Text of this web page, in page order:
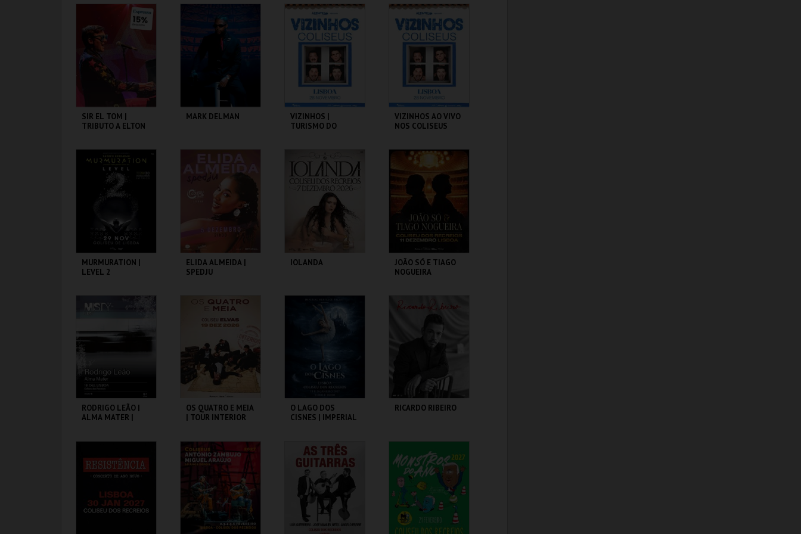
COLISEU DE LISBOA
MAIS INFO
COMPRAR
MAIS INFO
COLISEU DE LISBOA
MAIS INFO
COMPRAR
COLISEU DE LISBOA
MAIS INFO
COMPRAR
SIR EL TOM |
TRIBUTO A ELTON
COLISEU DE LISBOA
MAIS INFO
COMPRAR
MARK DELMAN
COLISEU DE LISBOA
MAIS INFO
COMPRAR
VIZINHOS |
TURISMO DO
MAIS INFO
COMPRAR
VIZINHOS AO VIVO
NOS COLISEUS
COLISEU DE LISBOA
MAIS INFO
COMPRAR
MURMURATION |
LEVEL 2
COLISEU DE LISBOA
MAIS INFO
ELIDA ALMEIDA |
SPEDJU
COLISEU DE LISBOA
MAIS INFO
COMPRAR
IOLANDA
COMPRAR
JOÃO SÓ E TIAGO
NOGUEIRA
COLISEU DE LISBOA
MAIS INFO
RODRIGO LEÃO |
ALMA MATER |
COMPRAR
OS QUATRO E MEIA
| TOUR INTERIOR
COLISEU DE ELVAS
MAIS INFO
COMPRAR
O LAGO DOS
CISNES | IMPERIAL
COLISEU DE LISBOA
MAIS INFO
COMPRAR
RICARDO RIBEIRO
MAIS INFO
COMPRAR